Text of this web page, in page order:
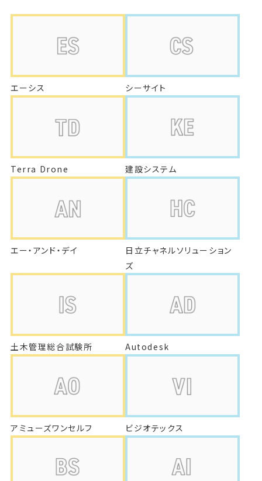
エーシス シーサイト
Terra Drone 建設システム
エー・アンド・デイ
日立チャネルソリューション
ズ
土木管理総合試験所 Autodesk
アミューズワンセルフ ビジオテックス